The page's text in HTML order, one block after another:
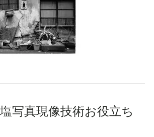
写真現像技術お役立ち